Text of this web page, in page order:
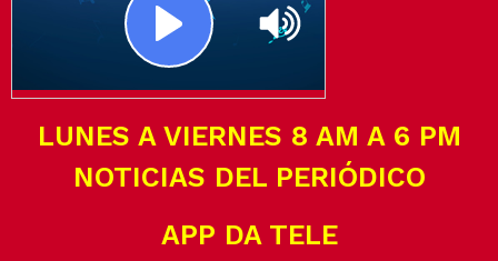
LUNES A VIERNES 8 AM A 6 PM
NOTICIAS DEL PERIÓDICO
APP DA TELE